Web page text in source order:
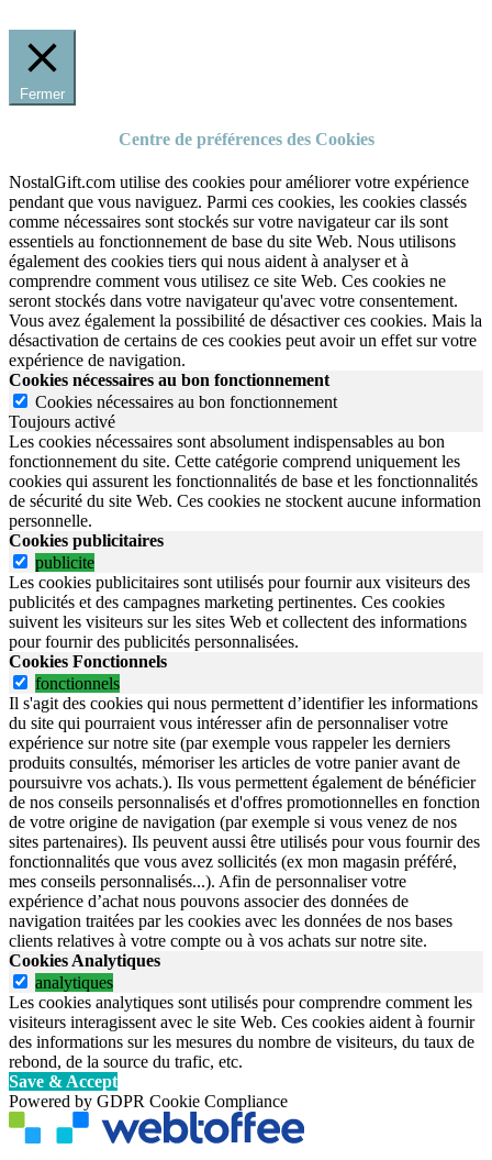
Fermer
Centre de préférences des Cookies
NostalGift.com utilise des cookies pour améliorer votre expérience
pendant que vous naviguez. Parmi ces cookies, les cookies classés
comme nécessaires sont stockés sur votre navigateur car ils sont
essentiels au fonctionnement de base du site Web. Nous utilisons
également des cookies tiers qui nous aident à analyser et à
comprendre comment vous utilisez ce site Web. Ces cookies ne
seront stockés dans votre navigateur qu'avec votre consentement.
Vous avez également la possibilité de désactiver ces cookies. Mais la
désactivation de certains de ces cookies peut avoir un effet sur votre
expérience de navigation.
Cookies nécessaires au bon fonctionnement
Cookies nécessaires au bon fonctionnement
Toujours activé
Les cookies nécessaires sont absolument indispensables au bon
fonctionnement du site. Cette catégorie comprend uniquement les
cookies qui assurent les fonctionnalités de base et les fonctionnalités
de sécurité du site Web. Ces cookies ne stockent aucune information
personnelle.
Cookies publicitaires
publicite
Les cookies publicitaires sont utilisés pour fournir aux visiteurs des
publicités et des campagnes marketing pertinentes. Ces cookies
suivent les visiteurs sur les sites Web et collectent des informations
pour fournir des publicités personnalisées.
Cookies Fonctionnels
fonctionnels
Il s'agit des cookies qui nous permettent d’identifier les informations
du site qui pourraient vous intéresser afin de personnaliser votre
expérience sur notre site (par exemple vous rappeler les derniers
produits consultés, mémoriser les articles de votre panier avant de
poursuivre vos achats.). Ils vous permettent également de bénéficier
de nos conseils personnalisés et d'offres promotionnelles en fonction
de votre origine de navigation (par exemple si vous venez de nos
sites partenaires). Ils peuvent aussi être utilisés pour vous fournir des
fonctionnalités que vous avez sollicités (ex mon magasin préféré,
mes conseils personnalisés...). Afin de personnaliser votre
expérience d’achat nous pouvons associer des données de
navigation traitées par les cookies avec les données de nos bases
clients relatives à votre compte ou à vos achats sur notre site.
Cookies Analytiques
analytiques
Les cookies analytiques sont utilisés pour comprendre comment les
visiteurs interagissent avec le site Web. Ces cookies aident à fournir
des informations sur les mesures du nombre de visiteurs, du taux de
rebond, de la source du trafic, etc.
Save & Accept
Powered by GDPR Cookie Compliance